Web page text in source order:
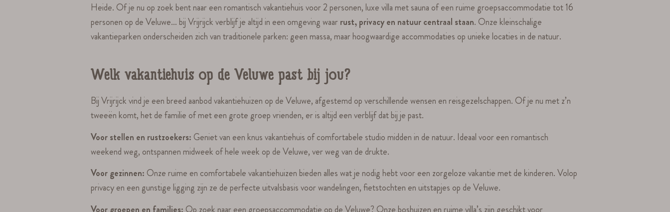
Heide. Of je nu op zoek bent naar een romantisch vakantiehuis voor 2 personen, luxe villa met sauna of een ruime groepsaccommodatie tot 16
personen op de Veluwe… bij Vrijrijck verblijf je altijd in een omgeving waar rust, privacy en natuur centraal staan. Onze kleinschalige
vakantieparken onderscheiden zich van traditionele parken: geen massa, maar hoogwaardige accommodaties op unieke locaties in de natuur.
Welk vakantiehuis op de Veluwe past bij jou?
Bij Vrijrijck vind je een breed aanbod vakantiehuizen op de Veluwe, afgestemd op verschillende wensen en reisgezelschappen. Of je nu met z’n
tweeën komt, het de familie of met een grote groep vrienden, er is altijd een verblijf dat bij je past.
Voor stellen en rustzoekers: Geniet van een knus vakantiehuis of comfortabele studio midden in de natuur. Ideaal voor een romantisch
weekend weg, ontspannen midweek of hele week op de Veluwe, ver weg van de drukte.
Voor gezinnen: Onze ruime en comfortabele vakantiehuizen bieden alles wat je nodig hebt voor een zorgeloze vakantie met de kinderen. Volop
privacy en een gunstige ligging zijn ze de perfecte uitvalsbasis voor wandelingen, fietstochten en uitstapjes op de Veluwe.
Voor groepen en families: Op zoek naar een groepsaccommodatie op de Veluwe? Onze boshuizen en ruime villa’s zijn geschikt voor